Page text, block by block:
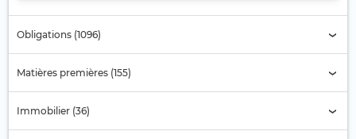
Obligations (1096)
Matières premières (155)
Immobilier (36)